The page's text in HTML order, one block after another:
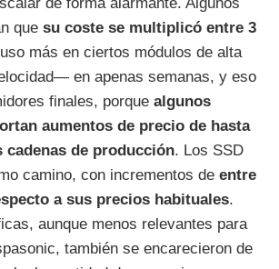
que su coste se multiplicó entre 3
más en ciertos módulos de alta
en apenas semanas, y eso
finales, porque algunos
aumentos de precio de hasta
cadenas de producción. Los SSD
camino, con incrementos de entre
a sus precios habituales.
aunque menos relevantes para
también se encarecieron de